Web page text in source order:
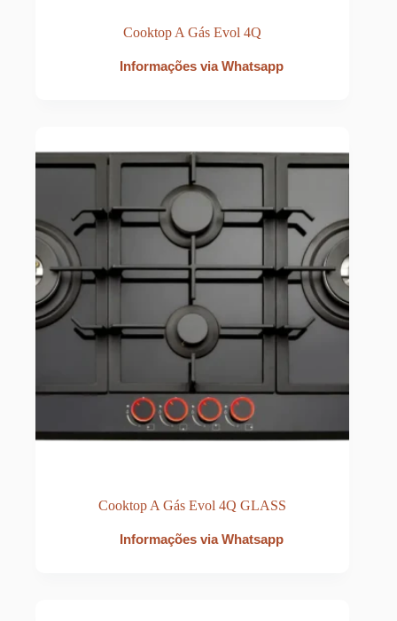
Cooktop A Gás Evol 4Q
Informações via Whatsapp
Cooktop A Gás Evol 4Q GLASS
Informações via Whatsapp